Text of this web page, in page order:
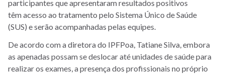
participantes que apresentaram resultados positivos
têm acesso ao tratamento pelo Sistema Único de Saúde
(SUS) e serão acompanhadas pelas equipes.
De acordo com a diretora do IPFPoa, Tatiane Silva, embora
as apenadas possam se deslocar até unidades de saúde para
realizar os exames, a presença dos profissionais no próprio